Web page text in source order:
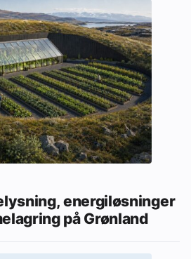
energiløsninger
på Grønland